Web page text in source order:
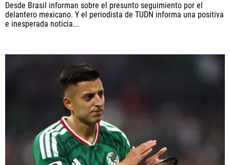
Desde Brasil informan sobre el presunto seguimiento por el
delantero mexicano. Y el periodista de TUDN informa una positiva
e inesperada noticia...